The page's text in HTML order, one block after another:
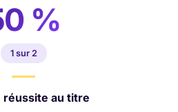
%
1 sur 2
réussite au titre